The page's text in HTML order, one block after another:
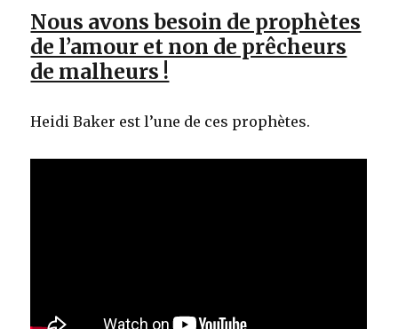
Nous avons besoin de prophètes
de l’amour et non de prêcheurs
de malheurs !
Heidi Baker est l’une de ces prophètes.